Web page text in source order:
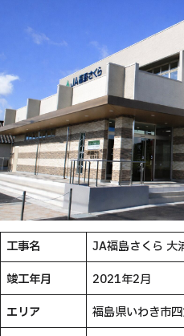
工事名
JA福島さくら 大
竣工年月
2021年2月
エリア
福島県いわき市